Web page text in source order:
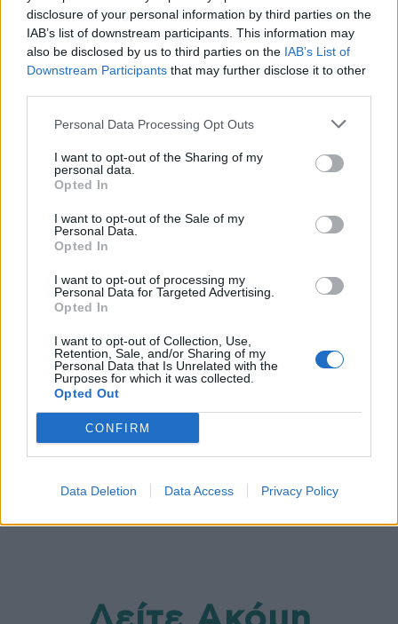
disclosure of your personal information by third parties on the
IAB’s list of downstream participants. This information may
also be disclosed by us to third parties on the IAB’s List of
Downstream Participants that may further disclose it to other
Personal Data Processing Opt Outs
I want to opt-out of the Sharing of my
personal data.
Opted In
I want to opt-out of the Sale of my
Personal Data.
Opted In
I want to opt-out of processing my
Personal Data for Targeted Advertising.
Opted In
I want to opt-out of Collection, Use,
Retention, Sale, and/or Sharing of my
Personal Data that Is Unrelated with the
Purposes for which it was collected.
Opted Out
CONFIRM
Data Deletion Data Access Privacy Policy
επένδυση του ομίλου HHG
Το γαλλικό GEO αποθεώνει νησιά του Αιγαίου
Κωνσταντίνος Μηλεούνης
healthstories